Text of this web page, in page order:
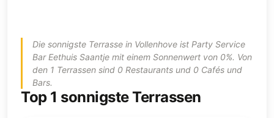
Die sonnigste Terrasse in Vollenhove ist Party Service
Bar Eethuis Saantje mit einem Sonnenwert von 0%. Von
den 1 Terrassen sind 0 Restaurants und 0 Cafés und
Bars.
Top 1 sonnigste Terrassen